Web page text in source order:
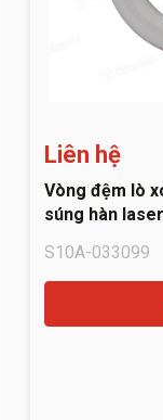
Liên hệ
Vòng đệm lò
súng hàn
S10A-033099